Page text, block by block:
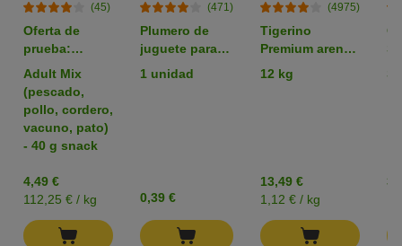
(45)
Oferta de
prueba:
comida para
gatos Purizon,
sin cereales
Adult Mix
(pescado,
pollo, cordero,
vacuno, pato)
- 40 g snack
4,49 €
112,25 € / kg
(471)
Plumero de
juguete para
gatos
1 unidad
0,39 €
(4975)
Tigerino
Premium arena
aglomerante
con olor a talco
12 kg
13,49 €
1,12 € / kg